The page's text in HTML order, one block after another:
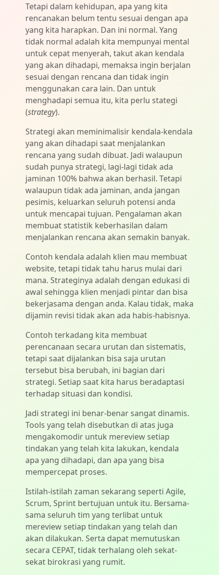
Tetapi dalam kehidupan, apa yang kita
rencanakan belum tentu sesuai dengan apa
yang kita harapkan. Dan ini normal. Yang
tidak normal adalah kita mempunyai mental
untuk cepat menyerah, takut akan kendala
yang akan dihadapi, memaksa ingin berjalan
sesuai dengan rencana dan tidak ingin
menggunakan cara lain. Dan untuk
menghadapi semua itu, kita perlu stategi
(strategy).
Strategi akan meminimalisir kendala-kendala
yang akan dihadapi saat menjalankan
rencana yang sudah dibuat. Jadi walaupun
sudah punya strategi, lagi-lagi tidak ada
jaminan 100% bahwa akan berhasil. Tetapi
walaupun tidak ada jaminan, anda jangan
pesimis, keluarkan seluruh potensi anda
untuk mencapai tujuan. Pengalaman akan
membuat statistik keberhasilan dalam
menjalankan rencana akan semakin banyak.
Contoh kendala adalah klien mau membuat
website, tetapi tidak tahu harus mulai dari
mana. Strateginya adalah dengan edukasi di
awal sehingga klien menjadi pintar dan bisa
bekerjasama dengan anda. Kalau tidak, maka
dijamin revisi tidak akan ada habis-habisnya.
Contoh terkadang kita membuat
perencanaan secara urutan dan sistematis,
tetapi saat dijalankan bisa saja urutan
tersebut bisa berubah, ini bagian dari
strategi. Setiap saat kita harus beradaptasi
terhadap situasi dan kondisi.
Jadi strategi ini benar-benar sangat dinamis.
Tools yang telah disebutkan di atas juga
mengakomodir untuk mereview setiap
tindakan yang telah kita lakukan, kendala
apa yang dihadapi, dan apa yang bisa
mempercepat proses.
Istilah-istilah zaman sekarang seperti Agile,
Scrum, Sprint bertujuan untuk itu. Bersama-
sama seluruh tim yang terlibat untuk
mereview setiap tindakan yang telah dan
akan dilakukan. Serta dapat memutuskan
secara CEPAT, tidak terhalang oleh sekat-
sekat birokrasi yang rumit.